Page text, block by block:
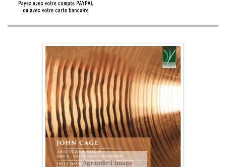
Agrandir l'image